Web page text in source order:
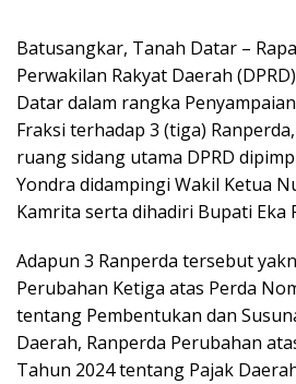
Batusangkar, Tanah Datar –
Perwakilan Rakyat Daerah
Datar dalam rangka
Fraksi terhadap 3 (tiga)
ruang sidang utama DPRD
Yondra didampingi Wakil Ketua
Kamrita serta dihadiri Bupati Eka
Adapun 3 Ranperda tersebut
Perubahan Ketiga atas Perda
tentang Pembentukan dan
Daerah, Ranperda Perubahan
Tahun 2024 tentang Pajak